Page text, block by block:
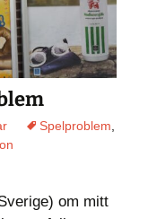
Spelproblem
om mitt